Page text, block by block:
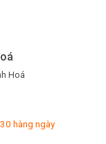
Hoá
hàng ngày